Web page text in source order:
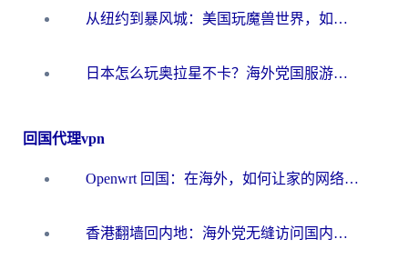
从纽约到暴风城：美国玩魔兽世界，如何找到你的最佳网络航线
日本怎么玩奥拉星不卡？海外党国服游戏加速器选择全攻略
回国代理vpn
Openwrt 回国：在海外，如何让家的网络触手可及
香港翻墙回内地：海外党无缝访问国内资源的加速器选择全攻略